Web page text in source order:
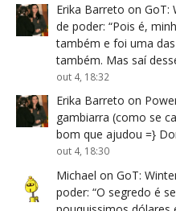
Erika Barreto on GoT:
de poder: “Pois é,
também e foi uma
também. Mas saí
out 4, 18:32
Erika Barreto on
gambiarra (como se
bom que ajudou =}
out 4, 18:30
Michael on GoT:
poder: “O segredo é